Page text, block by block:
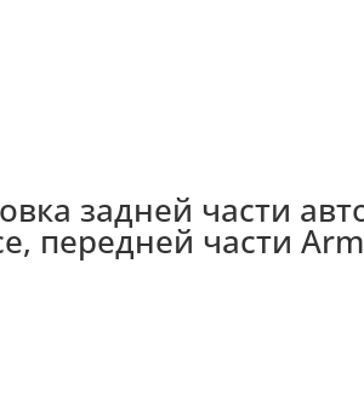
задней части
передней части